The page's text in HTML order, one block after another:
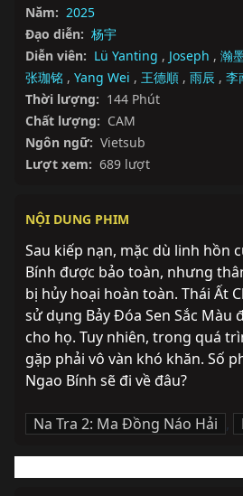
Năm: 2025
Đạo diễn: 杨宇
Diễn viên: Lü Yanting , Joseph , 瀚
张珈铭 , Yang Wei , 王德順 , 雨辰 , 李
Thời lượng: 144 Phút
Chất lượng: CAM
Ngôn ngữ: Vietsub
Lượt xem: 689 lượt
NỘI DUNG PHIM
Sau kiếp nạn, mặc dù linh hồn
Bính được bảo toàn, nhưng
bị hủy hoại hoàn toàn. Thái Ất
sử dụng Bảy Đóa Sen Sắc Màu
cho họ. Tuy nhiên, trong quá
gặp phải vô vàn khó khăn. Số
Ngao Bính sẽ đi về đâu?
Na Tra 2: Ma Đồng Náo Hải ,